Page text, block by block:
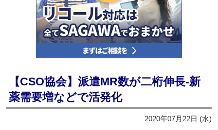
【CSO協会】派遣MR数が二桁伸長‐新
薬需要増などで活発化
2020年07月22日 (水)